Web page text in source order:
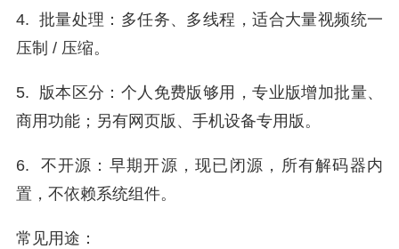
4. 批量处理：多任务、多线程，适合大量视频统一
压制 / 压缩。
5. 版本区分：个人免费版够用，专业版增加批量、
商用功能；另有网页版、手机设备专用版。
6. 不开源：早期开源，现已闭源，所有解码器内
置，不依赖系统组件。
常见用途：